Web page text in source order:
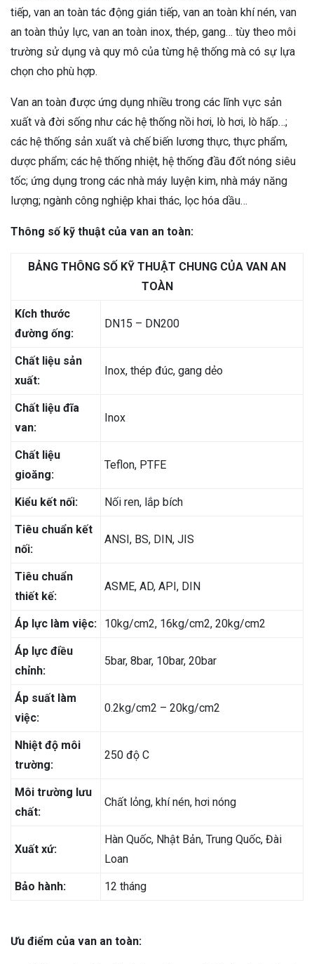
tiếp, van an toàn tác động gián tiếp, van an toàn khí nén, van
an toàn thủy lực, van an toàn inox, thép, gang… tùy theo môi
trường sử dụng và quy mô của từng hệ thống mà có sự lựa
chọn cho phù hợp.
Van an toàn được ứng dụng nhiều trong các lĩnh vực sản
xuất và đời sống như các hệ thống nồi hơi, lò hơi, lò hấp…;
các hệ thống sản xuất và chế biến lương thực, thực phẩm,
dược phẩm; các hệ thống nhiệt, hệ thống đầu đốt nóng siêu
tốc; ứng dụng trong các nhà máy luyện kim, nhà máy năng
lượng; ngành công nghiệp khai thác, lọc hóa dầu…
Thông số kỹ thuật của van an toàn:
BẢNG THÔNG SỐ KỸ THUẬT CHUNG CỦA VAN AN
TOÀN
Kích thước
đường ống:
DN15 – DN200
Chất liệu sản
xuất:
Inox, thép đúc, gang dẻo
Chất liệu đĩa
van:
Inox
Chất liệu
gioăng:
Teflon, PTFE
Kiểu kết nối: Nối ren, lắp bích
Tiêu chuẩn kết
nối:
ANSI, BS, DIN, JIS
Tiêu chuẩn
thiết kế:
ASME, AD, API, DIN
Áp lực làm việc: 10kg/cm2, 16kg/cm2, 20kg/cm2
Áp lực điều
chỉnh:
5bar, 8bar, 10bar, 20bar
Áp suất làm
việc:
0.2kg/cm2 – 20kg/cm2
Nhiệt độ môi
trường:
250 độ C
Môi trường lưu
chất:
Chất lỏng, khí nén, hơi nóng
Xuất xứ:
Hàn Quốc, Nhật Bản, Trung Quốc, Đài
Loan
Bảo hành: 12 tháng
Ưu điểm của van an toàn: